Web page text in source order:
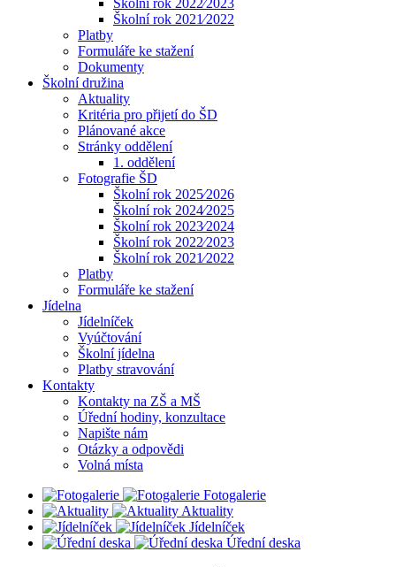
Školní rok 2022⁄2023
Školní rok 2021⁄2022
Platby
Formuláře ke stažení
Dokumenty
Školní družina
Aktuality
Kritéria pro přijetí do ŠD
Plánované akce
Stránky oddělení
1. oddělení
Fotografie ŠD
Školní rok 2025⁄2026
Školní rok 2024⁄2025
Školní rok 2023⁄2024
Školní rok 2022⁄2023
Školní rok 2021⁄2022
Platby
Formuláře ke stažení
Jídelna
Jídelníček
Vyúčtování
Školní jídelna
Platby stravování
Kontakty
Kontakty na ZŠ a MŠ
Úřední hodiny, konzultace
Napište nám
Otázky a odpovědi
Volná místa
Fotogalerie
Aktuality
Jídelníček
Úřední deska